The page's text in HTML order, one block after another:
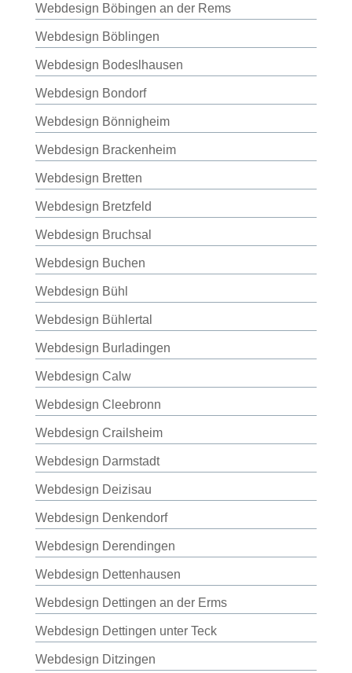
Webdesign Böbingen an der Rems
Webdesign Böblingen
Webdesign Bodeslhausen
Webdesign Bondorf
Webdesign Bönnigheim
Webdesign Brackenheim
Webdesign Bretten
Webdesign Bretzfeld
Webdesign Bruchsal
Webdesign Buchen
Webdesign Bühl
Webdesign Bühlertal
Webdesign Burladingen
Webdesign Calw
Webdesign Cleebronn
Webdesign Crailsheim
Webdesign Darmstadt
Webdesign Deizisau
Webdesign Denkendorf
Webdesign Derendingen
Webdesign Dettenhausen
Webdesign Dettingen an der Erms
Webdesign Dettingen unter Teck
Webdesign Ditzingen